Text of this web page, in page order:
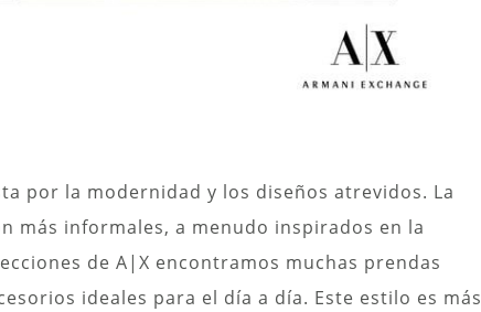
por la modernidad y los diseños atrevidos. La
más informales, a menudo inspirados en la
de A|X encontramos muchas prendas
ideales para el día a día. Este estilo es más